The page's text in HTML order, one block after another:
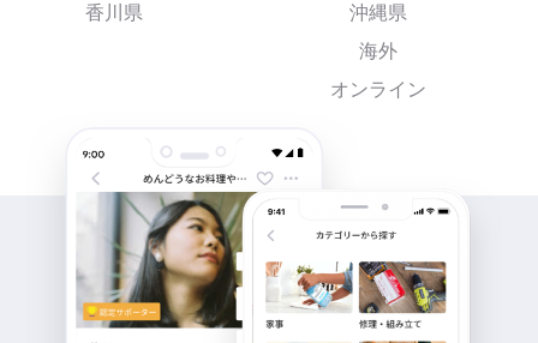
香川県
沖縄県
海外
オンライン